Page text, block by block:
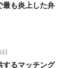
最も炎上した弁
するマッチング